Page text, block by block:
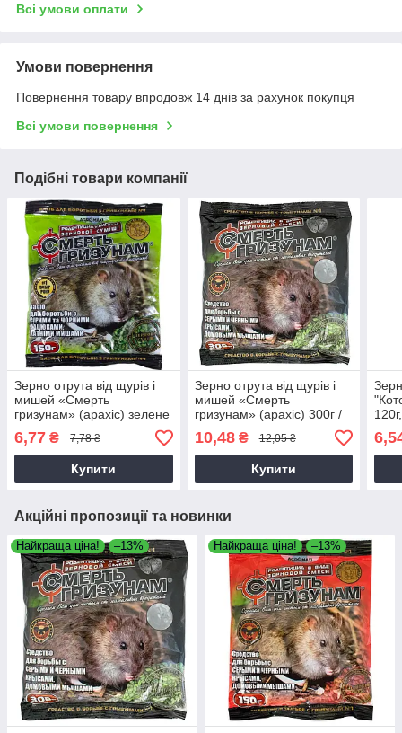
Всі умови оплати
Умови повернення
Повернення товару впродовж 14 днів за рахунок покупця
Всі умови повернення
Подібні товари компанії
Зерно отрута від щурів і
мишей «Смерть
гризунам» (арахіс) зелене
150г / Засіб протруєний
для гризунів
6,77 ₴ 7,78 ₴
Купити
Зерно отрута від щурів і
мишей «Смерть
гризунам» (арахіс) 300г /
Засіб протруєний для
гризунів
10,48₴ 12,05 ₴
Купити
Акційні пропозиції та новинки
Найкраща ціна! –13% Найкраща ціна! –13%